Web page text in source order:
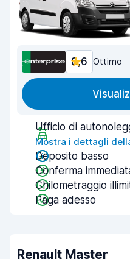
8,6 Ottimo
Ufficio di
Mostra i dettagli
Deposito basso
Conferma
Chilometraggio
Paga adesso
Renault Master